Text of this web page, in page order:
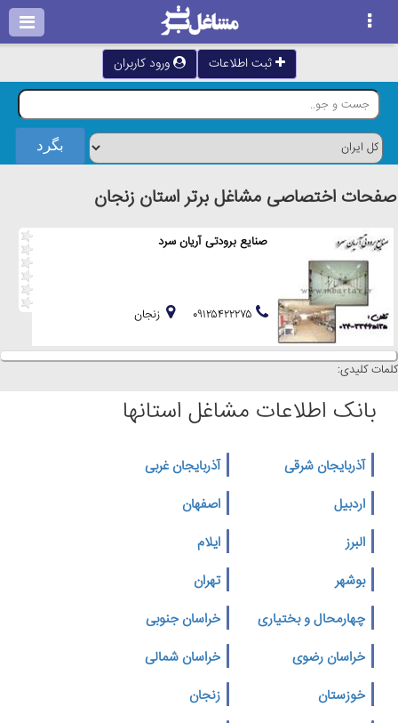
ثبت اطلاعات ورود کاربران
صفحات اختصاصی مشاغل برتر استان زنجان
صنایع برودتی آریان سرد
زنجان
کلمات کلیدی:
بانک اطلاعات مشاغل استانها
آذربایجان شرقی
آذربایجان غربی
اردبیل
اصفهان
البرز
ایلام
بوشهر
تهران
چهارمحال و بختیاری
خراسان جنوبی
خراسان رضوی
خراسان شمالی
خوزستان
زنجان